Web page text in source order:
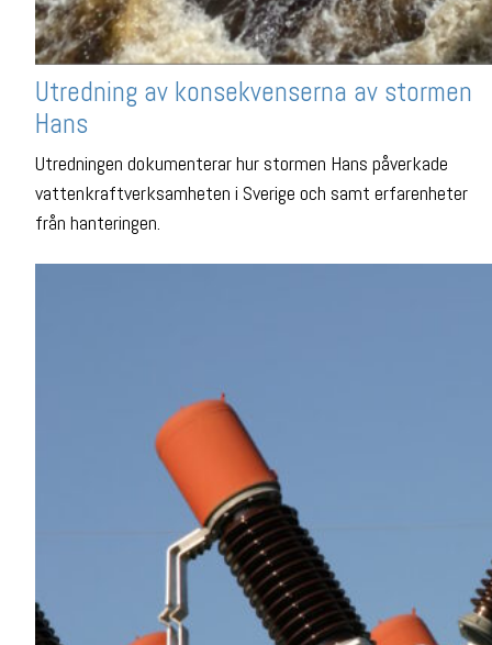
Utredning av konsekvenserna av stormen
Hans
Utredningen dokumenterar hur stormen Hans påverkade
vattenkraftverksamheten i Sverige och samt erfarenheter
från hanteringen.